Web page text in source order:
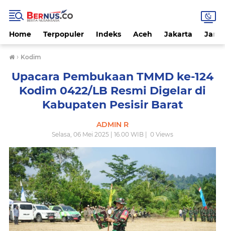
Home Terpopuler Indeks Aceh Jakarta
› Kodim
Upacara Pembukaan TMMD ke-124
Kodim 0422/LB Resmi Digelar di
Kabupaten Pesisir Barat
ADMIN R
Selasa, 06 Mei 2025 | 16.00 WIB | 0 Views